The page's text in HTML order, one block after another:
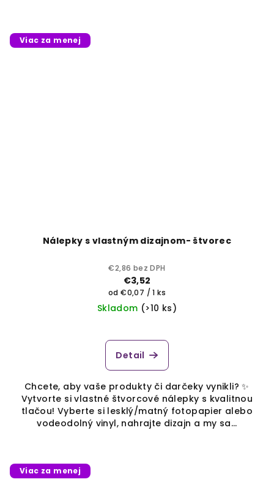
Viac za menej
Nálepky s vlastným dizajnom- štvorec
€2,86 bez DPH
€3,52
Jednotková
cena:
od €0,07 / 1 ks
Skladom (>10 ks)
hodnotenie
produktu
z
5
hviezdičiek.
Detail
Chcete, aby vaše produkty či darčeky vynikli? ✨
Vytvorte si vlastné štvorcové nálepky s kvalitnou
tlačou! Vyberte si lesklý/matný fotopapier alebo
vodeodolný vinyl, nahrajte dizajn a my sa...
Viac za menej